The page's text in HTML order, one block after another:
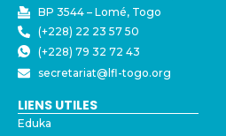
BP 3544 – Lomé, Togo
(+228) 22 23 57 50
(+228) 79 32 72 43
secretariat@lfl-togo.org
LIENS UTILES
Eduka